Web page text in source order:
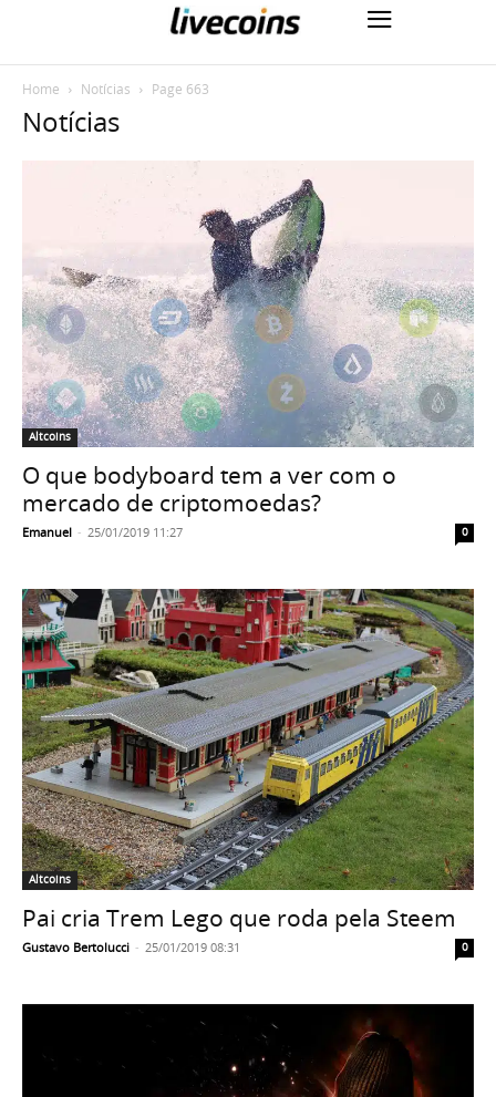
Home Notícias Page 663
Notícias
Altcoins
O que bodyboard tem a ver com o
mercado de criptomoedas?
Emanuel - 25/01/2019 11:27 0
Altcoins
Pai cria Trem Lego que roda pela Steem
Gustavo Bertolucci - 25/01/2019 08:31 0